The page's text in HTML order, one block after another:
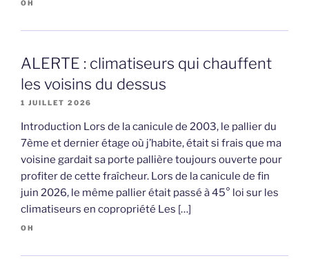
OH
ALERTE : climatiseurs qui chauffent
les voisins du dessus
1 JUILLET 2026
Introduction Lors de la canicule de 2003, le pallier du
7ème et dernier étage où j’habite, était si frais que ma
voisine gardait sa porte pallière toujours ouverte pour
profiter de cette fraîcheur. Lors de la canicule de fin
juin 2026, le même pallier était passé à 45° loi sur les
climatiseurs en copropriété Les […]
OH